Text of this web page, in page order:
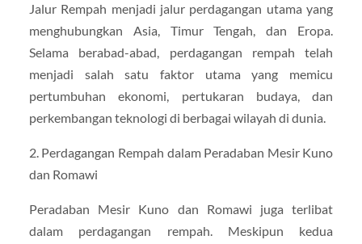
Jalur Rempah menjadi jalur perdagangan utama yang
menghubungkan Asia, Timur Tengah, dan Eropa.
Selama berabad-abad, perdagangan rempah telah
menjadi salah satu faktor utama yang memicu
pertumbuhan ekonomi, pertukaran budaya, dan
perkembangan teknologi di berbagai wilayah di dunia.
2. Perdagangan Rempah dalam Peradaban Mesir Kuno
dan Romawi
Peradaban Mesir Kuno dan Romawi juga terlibat
dalam perdagangan rempah. Meskipun kedua